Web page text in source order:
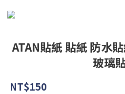
ATAN貼紙 貼紙 防水
玻璃
NT$150